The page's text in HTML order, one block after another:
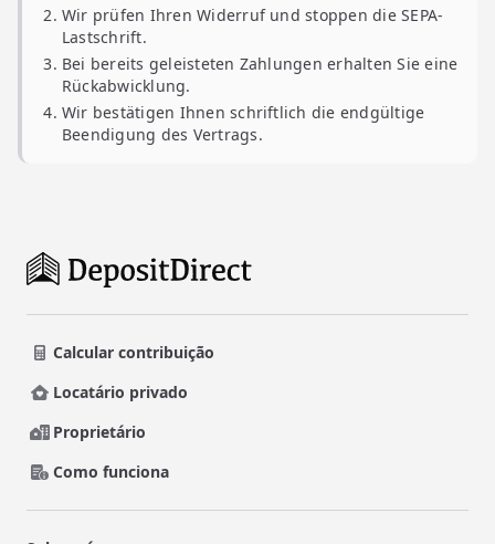
Wir prüfen Ihren Widerruf und stoppen die SEPA-
Lastschrift.
Bei bereits geleisteten Zahlungen erhalten Sie eine
Rückabwicklung.
Wir bestätigen Ihnen schriftlich die endgültige
Beendigung des Vertrags.
Calcular contribuição
Locatário privado
Proprietário
Como funciona